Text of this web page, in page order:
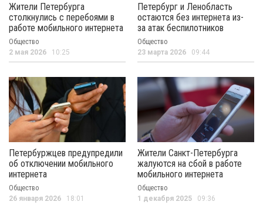
Жители Петербурга
столкнулись с перебоями в
работе мобильного интернета
Общество
2 мая 2026 10:25
Петербург и Ленобласть
остаются без интернета из-
за атак беспилотников
Общество
23 марта 2026 09:44
Петербуржцев предупредили
об отключении мобильного
интернета
Общество
26 января 2026 18:01
Жители Санкт-Петербурга
жалуются на сбой в работе
мобильного интернета
Общество
1 декабря 2025 09:36